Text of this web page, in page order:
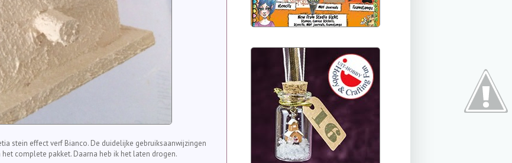
stein effect verf Bianco. De duidelijke gebruiksaanwijzingen
complete pakket. Daarna heb ik het laten drogen.